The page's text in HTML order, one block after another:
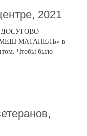
2021
ДОСУГОВО-
МАТАНЕЛЬ» в
Чтобы было